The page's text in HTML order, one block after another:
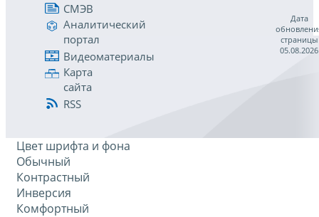
СМЭВ
Аналитический
портал
Видеоматериалы
Карта
сайта
RSS
Дата
страницы
05.08.2026
Цвет шрифта и фона
Обычный
Контрастный
Инверсия
Комфортный